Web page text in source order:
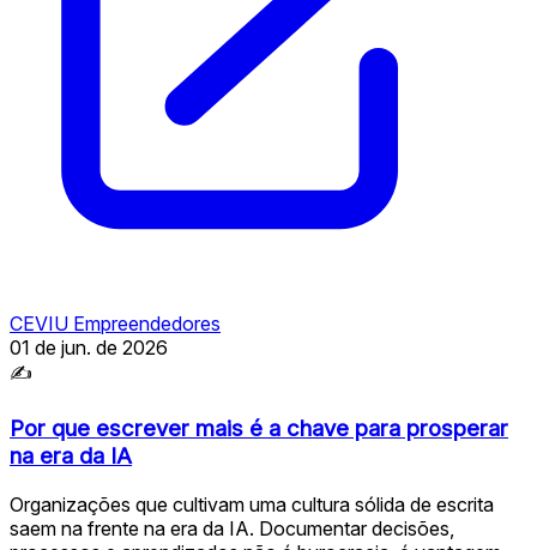
CEVIU Empreendedores
01 de jun. de 2026
✍
Por que escrever mais é a chave para prosperar
na era da IA
Organizações que cultivam uma cultura sólida de escrita
saem na frente na era da IA. Documentar decisões,